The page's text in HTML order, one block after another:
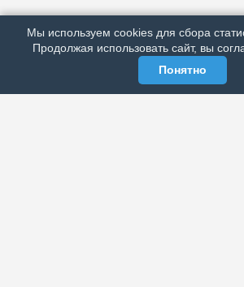
РЕКЛАМА У НАС
МЫ В СОЦСЕТЯХ
Мы используем cookies для сбора
Продолжая использовать сайт, вы
Понятно